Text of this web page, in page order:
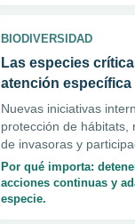
BIODIVERSIDAD
Las especies
atención específica
Nuevas iniciativas
protección de hábitats,
de invasoras y
Por qué importa:
acciones continuas y
especie.